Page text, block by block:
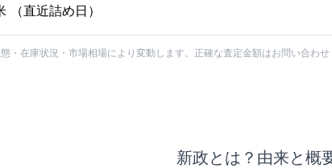
（直近詰め日）
・在庫状況・市場相場により変動します。正確な査定金額はお問い合わせ
新政とは？由来と概